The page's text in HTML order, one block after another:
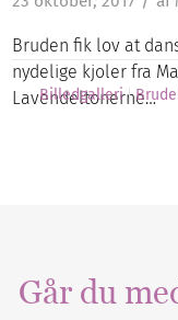
Bruden fik lov at
nydelige kjoler fra
Lavendeltonerne…
Billedgalleri
Går du